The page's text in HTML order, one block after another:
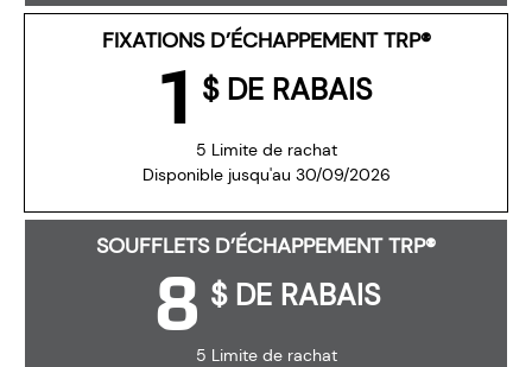
FIXATIONS D’ÉCHAPPEMENT TRP®
5 Limite de rachat
Disponible jusqu'au 30/09/2026
1 $ DE RABAIS
SOUFFLETS D’ÉCHAPPEMENT TRP®
5 Limite de rachat
8 $ DE RABAIS